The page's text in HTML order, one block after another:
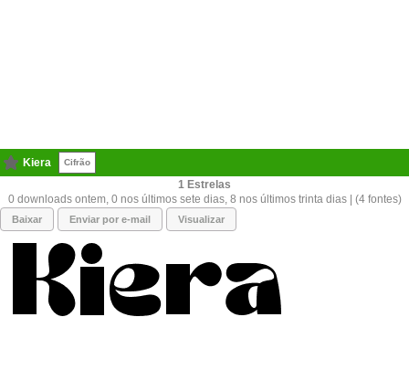
Kiera Cifrão
1
0 downloads ontem, 0 nos últimos sete dias, 8 nos últimos trinta dias | (4 fontes)
Baixar Enviar por e-mail Visualizar